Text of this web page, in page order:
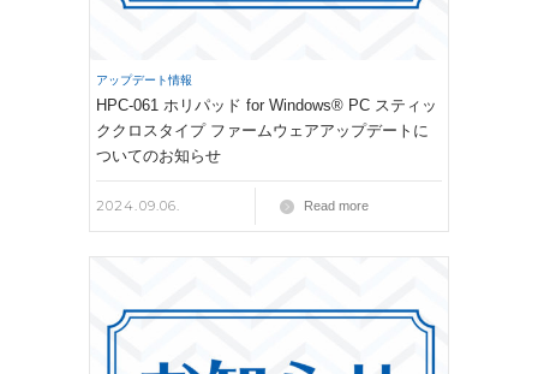
アップデート情報
HPC-061 ホリパッド for Windows® PC スティッ
ククロスタイプ ファームウェアアップデートに
ついてのお知らせ
2024.09.06. Read more